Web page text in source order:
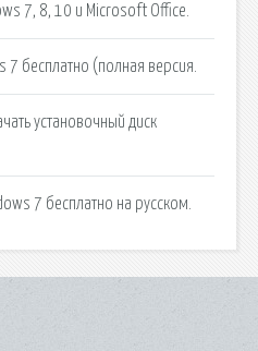
7, 8, 10 и Microsoft Office.
7 бесплатно (полная версия.
установочный диск
7 бесплатно на русском.